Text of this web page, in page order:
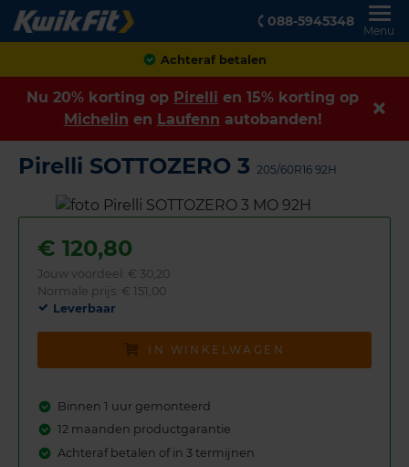
088-5945348
Menu
Achteraf betalen
Nu 20% korting op Pirelli en 15% korting op
Michelin en Laufenn autobanden!
Pirelli SOTTOZERO 3 205/60R16 92H
€ 120,80
Jouw voordeel: € 30,20
Normale prijs: € 151,00
Leverbaar
IN WINKELWAGEN
Binnen 1 uur gemonteerd
12 maanden productgarantie
Achteraf betalen of in 3 termijnen